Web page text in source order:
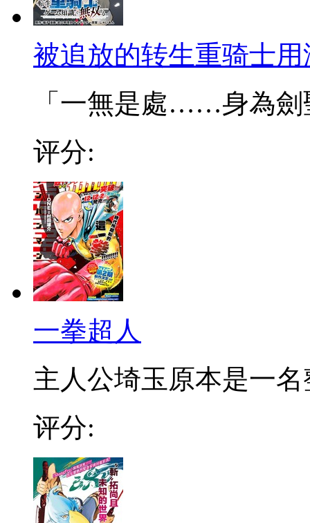
被追放的转生重骑士
「一無是處……身為劍
评分:
一拳超人
主人公埼玉原本是一名
评分: